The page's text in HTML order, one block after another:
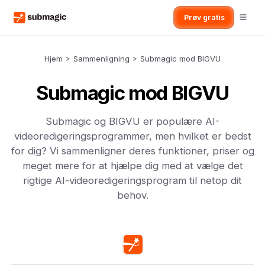
Prøv gratis
Hjem > Sammenligning > Submagic mod BIGVU
Submagic mod BIGVU
Submagic og BIGVU er populære AI-
videoredigeringsprogrammer, men hvilket er bedst
for dig? Vi sammenligner deres funktioner, priser og
meget mere for at hjælpe dig med at vælge det
rigtige AI-videoredigeringsprogram til netop dit
behov.